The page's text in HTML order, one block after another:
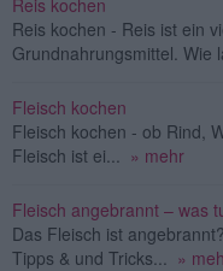
Reis kochen - Reis ist ein
Grundnahrungsmittel. Wie
Fleisch kochen
Fleisch kochen - ob Rind,
Fleisch ist ei...
» mehr
Fleisch angebrannt – was
Das Fleisch ist
Tipps & und Tricks...
»